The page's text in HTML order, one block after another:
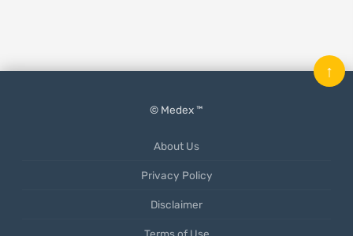
© Medex ™
About Us
Privacy Policy
Disclaimer
↑